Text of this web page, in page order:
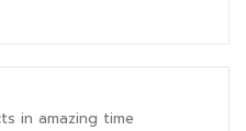
in amazing time